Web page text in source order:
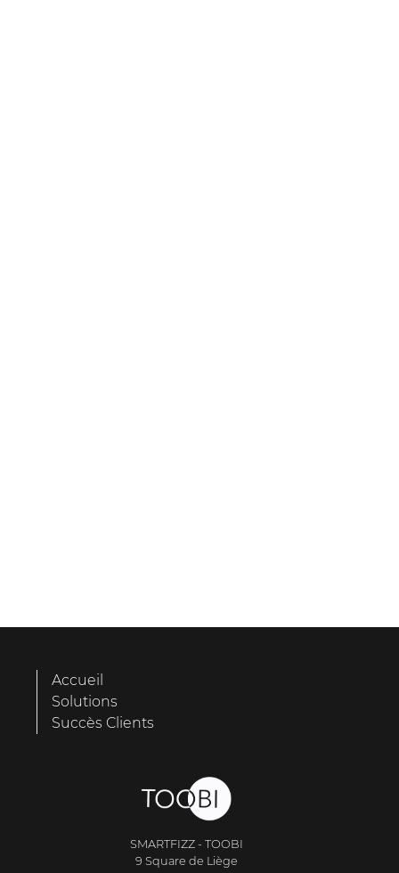
Accueil
Solutions
Succès Clients
SMARTFIZZ - TOOBI
9 Square de Liège